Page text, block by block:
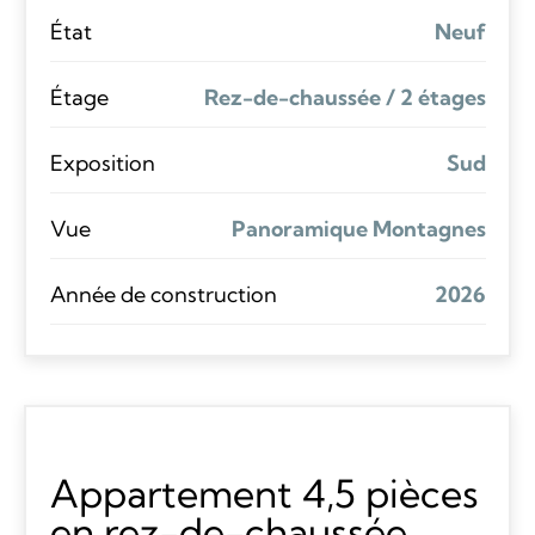
État Neuf
Étage Rez-de-chaussée / 2 étages
Exposition Sud
Vue Panoramique Montagnes
Année de construction 2026
Appartement 4,5 pièces